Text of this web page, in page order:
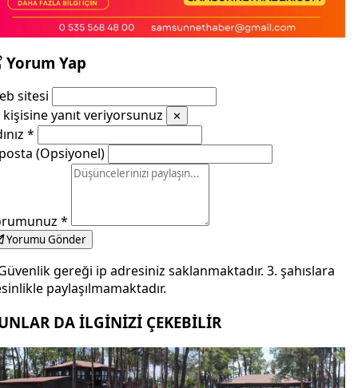
Yorum Yap
sitesi
kişisine yanıt veriyorsunuz
✕
*
(Opsiyonel)
*
Yorumu Gönder
gereği ip adresiniz saklanmaktadır. 3. şahıslara
paylaşılmamaktadır.
DA İLGİNİZİ ÇEKEBİLİR